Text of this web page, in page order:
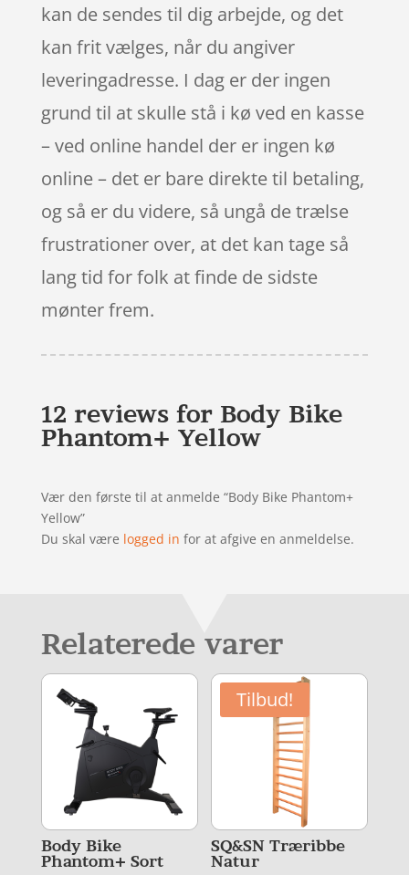
kan de sendes til dig arbejde, og det
kan frit vælges, når du angiver
leveringadresse. I dag er der ingen
grund til at skulle stå i kø ved en kasse
– ved online handel der er ingen kø
online – det er bare direkte til betaling,
og så er du videre, så ungå de trælse
frustrationer over, at det kan tage så
lang tid for folk at finde de sidste
mønter frem.
12 reviews for Body Bike
Phantom+ Yellow
Vær den første til at anmelde “Body Bike Phantom+
Yellow”
Du skal være logged in for at afgive en anmeldelse.
Relaterede varer
Body Bike
Phantom+ Sort
Tilbud!
SQ&SN Træribbe
Natur